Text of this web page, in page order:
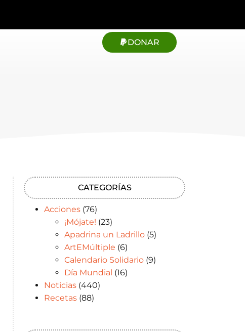
DONAR
CATEGORÍAS
Acciones(76)
¡Mójate! (23)
Apadrina un Ladrillo(5)
ArtEMúltiple (6)
Calendario Solidario(9)
Día Mundial (16)
Noticias(440)
Recetas(88)